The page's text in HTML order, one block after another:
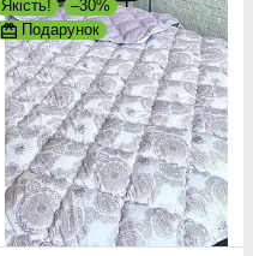
Якість!
–30%
Подарунок